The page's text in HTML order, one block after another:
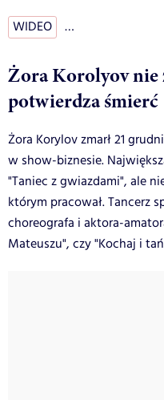
WIDEO …
Żora Korolyov nie
potwierdza śmierć
Żora Korylov zmarł 21
w show-biznesie.
"Taniec z gwiazdami", ale
którym pracował. Tancerz
choreografa i aktora-
Mateuszu", czy "Kochaj i